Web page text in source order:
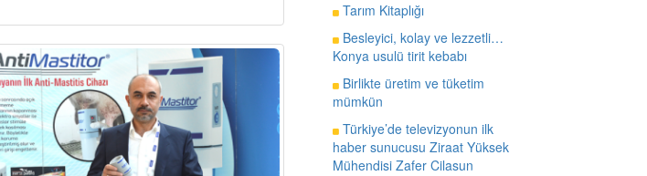
Tarım Kitaplığı
Besleyici, kolay ve lezzetli…
Konya usulü tirit kebabı
Birlikte üretim ve tüketim
mümkün
Türkiye’de televizyonun ilk
haber sunucusu Ziraat Yüksek
Mühendisi Zafer Cilasun